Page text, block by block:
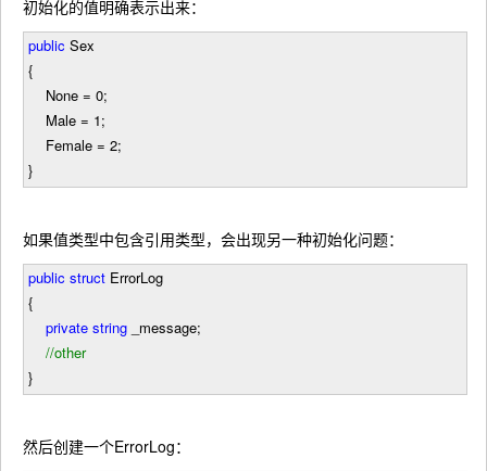
初始化的值明确表示出来：
public Sex
{
None = 0;
Male = 1;
Female = 2;
}
如果值类型中包含引用类型，会出现另一种初始化问题：
public struct ErrorLog
{
private string _message;
//other
}
然后创建一个ErrorLog：